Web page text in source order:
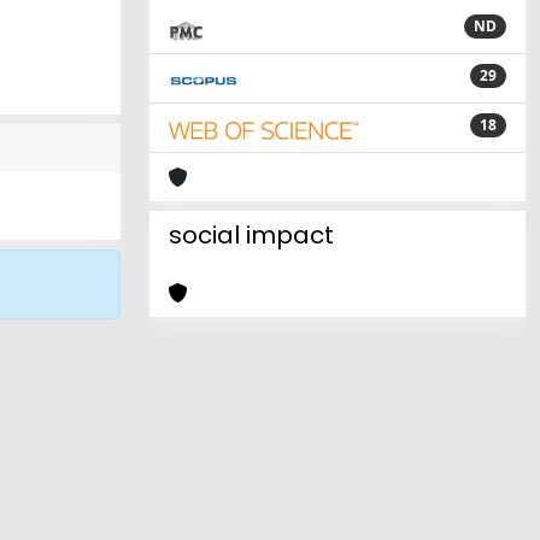
ND
29
18
social impact